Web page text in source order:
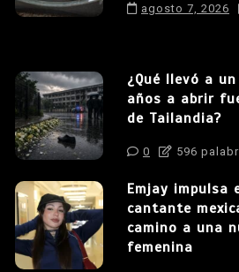
agosto 7, 2026
¿Qué llevó a
años a abrir
de Tailandia?
0 596
Emjay impulsa
cantante
camino a una
femenina